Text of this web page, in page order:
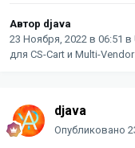
Автор djava
23 Ноября, 2022 в 06:51 в
для CS-Cart и Multi-Vendor
djava
Опубликовано